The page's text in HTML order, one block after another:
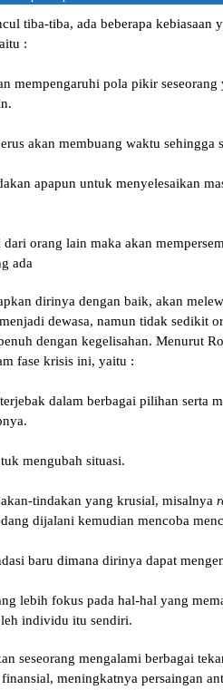
tiba-tiba, ada beberapa kebiasaan
:
mempengaruhi pola pikir
akan membuang waktu
apapun untuk menyelesaikan
orang lain maka akan
ada
dirinya dengan baik, akan
dewasa, namun tidak sedikit
dengan kegelisahan. Menurut
fase krisis ini, yaitu :
dalam berbagai pilihan serta
mengubah situasi.
tindakan yang krusial, misalnya
dijalani kemudian mencoba
baru dimana dirinya dapat
lebih fokus pada hal-hal yang
individu itu sendiri.
seseorang mengalami berbagai
meningkatnya persaingan